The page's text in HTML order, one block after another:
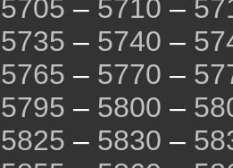
5705 – 5710 –
5735 – 5740 –
5765 – 5770 –
5795 – 5800 –
5825 – 5830 –